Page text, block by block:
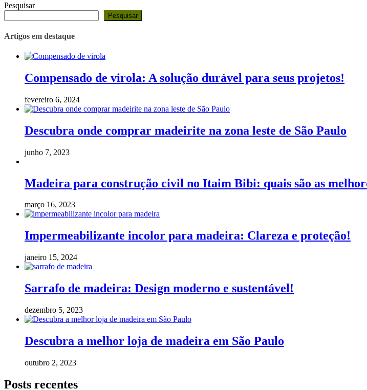
Pesquisar
Pesquisar
Artigos em destaque
Compensado de virola: A solução durável para seus projetos!
fevereiro 6, 2024
Descubra onde comprar madeirite na zona leste de São Paulo
junho 7, 2023
Madeira para construção civil no Itaim Bibi: quais são as
março 16, 2023
Impermeabilizante incolor para madeira: Clareza e proteção!
janeiro 15, 2024
Sarrafo de madeira: Design moderno e sustentável!
dezembro 5, 2023
Descubra a melhor loja de madeira em São Paulo
outubro 2, 2023
Posts recentes